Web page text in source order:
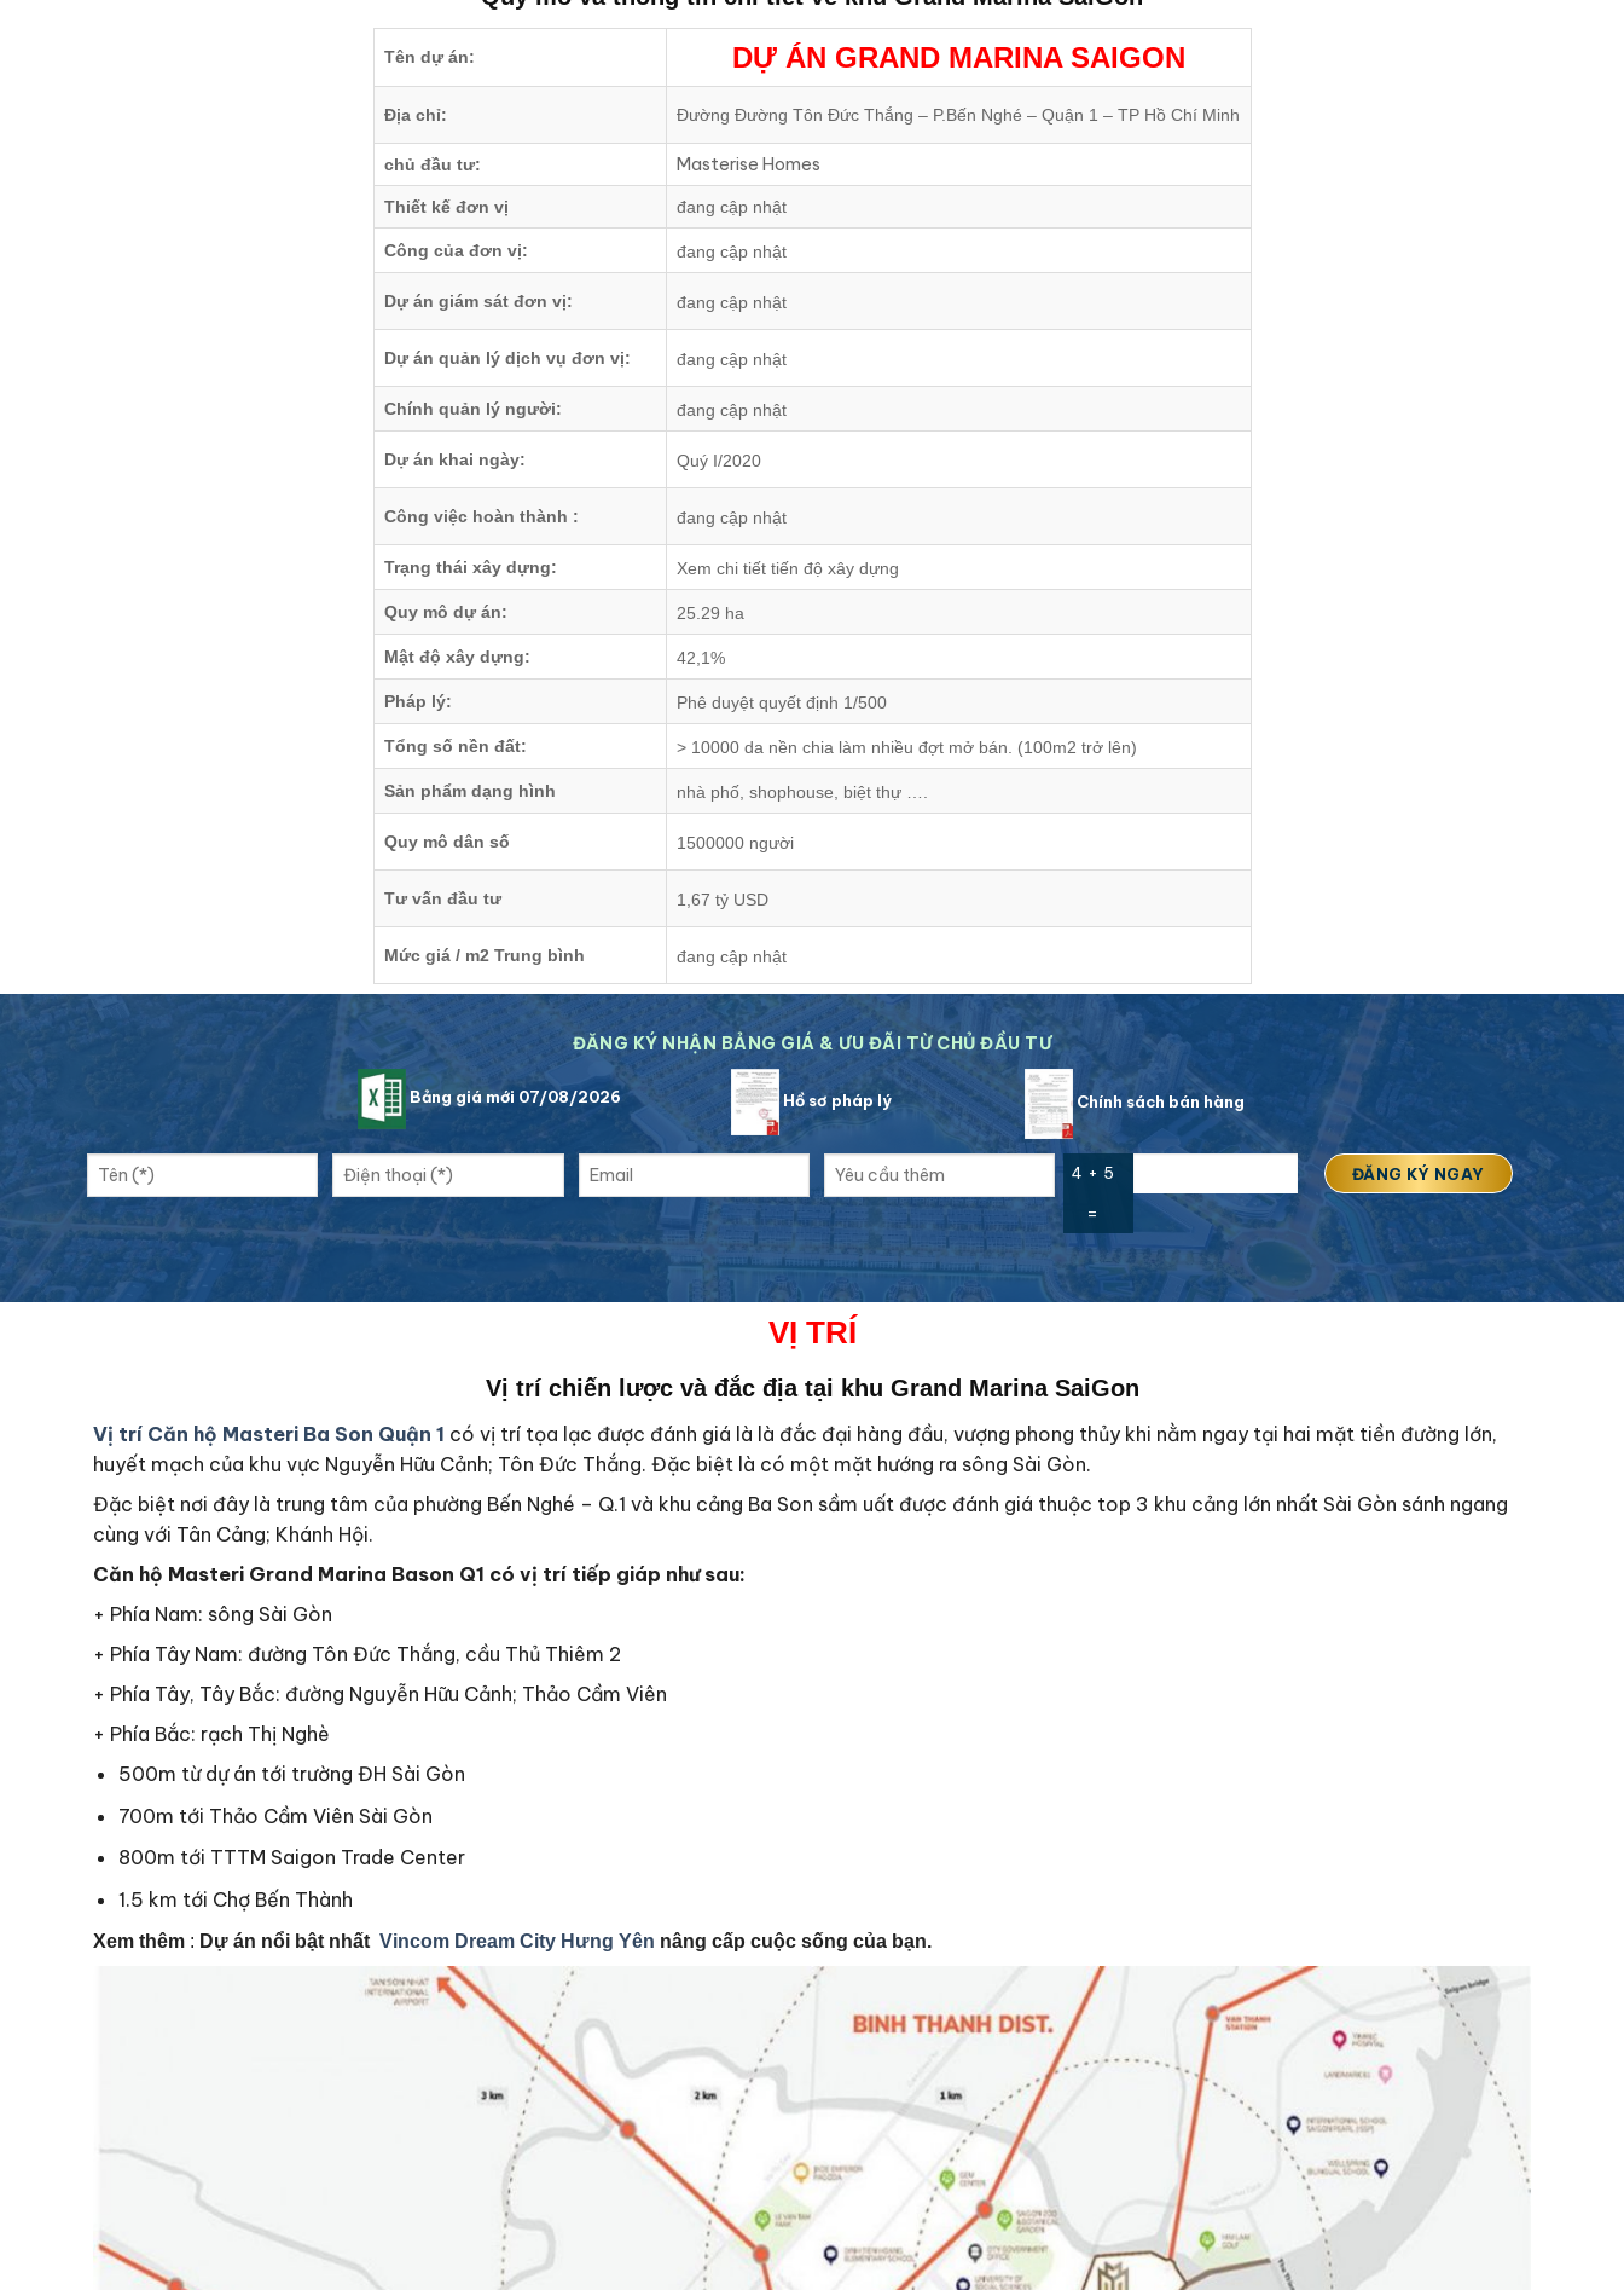
Tên dự án: DỰ ÁN GRAND MARINA SAIGON
Địa chỉ: Đường Đường Tôn Đức Thắng – P.Bến Nghé – Quận 1 – TP Hồ Chí Minh
chủ đầu tư: Masterise Homes
Thiết kế đơn vị đang cập nhật
Công của đơn vị: đang cập nhật
Dự án giám sát đơn vị: đang cập nhật
Dự án quản lý dịch vụ đơn vị: đang cập nhật
Chính quản lý người: đang cập nhật
Dự án khai ngày: Quý I/2020
Công việc hoàn thành : đang cập nhật
Trạng thái xây dựng: Xem chi tiết tiến độ xây dựng
Quy mô dự án: 25.29 ha
Mật độ xây dựng: 42,1%
Pháp lý: Phê duyệt quyết định 1/500
Tổng số nền đất: > 10000 da nền chia làm nhiều đợt mở bán. (100m2 trở lên)
Sản phẩm dạng hình nhà phố, shophouse, biệt thự ….
Quy mô dân số 1500000 người
Tư vấn đầu tư 1,67 tỷ USD
Mức giá / m2 Trung bình đang cập nhật
ĐĂNG KÝ NHẬN BẢNG GIÁ & ƯU ĐÃI TỪ CHỦ ĐẦU TƯ
Bảng giá mới 07/08/2026 Hồ sơ pháp lý Chính sách bán hàng
4 + 5
=
VỊ TRÍ
Vị trí chiến lược và đắc địa tại khu Grand Marina SaiGon
Vị trí Căn hộ Masteri Ba Son Quận 1 có vị trí tọa lạc được đánh giá là là đắc đại hàng đầu, vượng phong thủy khi nằm ngay tại hai mặt tiền đường lớn,
huyết mạch của khu vực Nguyễn Hữu Cảnh; Tôn Đức Thắng. Đặc biệt là có một mặt hướng ra sông Sài Gòn.
Đặc biệt nơi đây là trung tâm của phường Bến Nghé – Q.1 và khu cảng Ba Son sầm uất được đánh giá thuộc top 3 khu cảng lớn nhất Sài Gòn sánh ngang
cùng với Tân Cảng; Khánh Hội.
Căn hộ Masteri Grand Marina Bason Q1 có vị trí tiếp giáp như sau:
+ Phía Nam: sông Sài Gòn
+ Phía Tây Nam: đường Tôn Đức Thắng, cầu Thủ Thiêm 2
+ Phía Tây, Tây Bắc: đường Nguyễn Hữu Cảnh; Thảo Cầm Viên
+ Phía Bắc: rạch Thị Nghè
500m từ dự án tới trường ĐH Sài Gòn
700m tới Thảo Cầm Viên Sài Gòn
800m tới TTTM Saigon Trade Center
1.5 km tới Chợ Bến Thành
Xem thêm : Dự án nổi bật nhất Vincom Dream City Hưng Yên nâng cấp cuộc sống của bạn.